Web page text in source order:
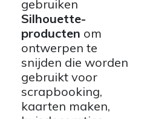
gebruiken
Silhouette-
producten om
ontwerpen te
snijden die worden
gebruikt voor
scrapbooking,
kaarten maken,